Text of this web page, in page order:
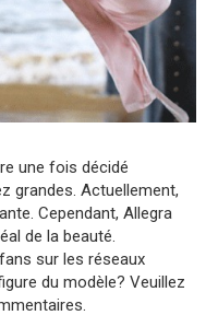
une fois décidé
grandes. Actuellement,
Cependant, Allegra
de la beauté.
sur les réseaux
du modèle? Veuillez